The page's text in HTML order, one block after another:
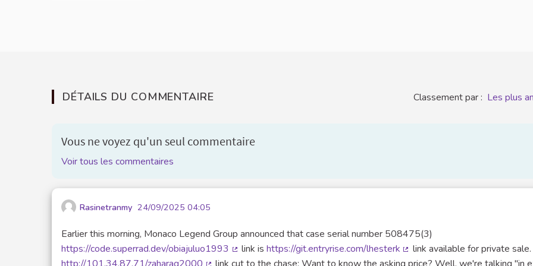
DÉTAILS DU COMMENTAIRE Classement par : Les plus
Vous ne voyez qu'un seul commentaire
Voir tous les commentaires
Rasinetranmy 24/09/2025 04:05
Earlier this morning, Monaco Legend Group announced that case serial number 508475(3)
https://code.superrad.dev/obiajuluo1993
(Lien externe)
link is https://git.entryrise.com/lhesterk
(Lien externe)
link available for private